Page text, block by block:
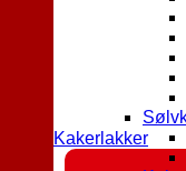
Kakerlakker